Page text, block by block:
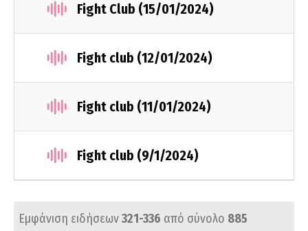
Fight Club (15/01/2024)
Fight club (12/01/2024)
Fight club (11/01/2024)
Fight club (9/1/2024)
Εμφάνιση ειδήσεων321-336 από σύνολο 885